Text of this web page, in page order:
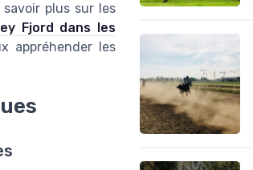
plus sur les
Fjord dans les
appréhender les